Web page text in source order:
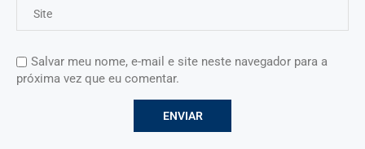
Salvar meu nome, e-mail e site neste navegador para a
próxima vez que eu comentar.